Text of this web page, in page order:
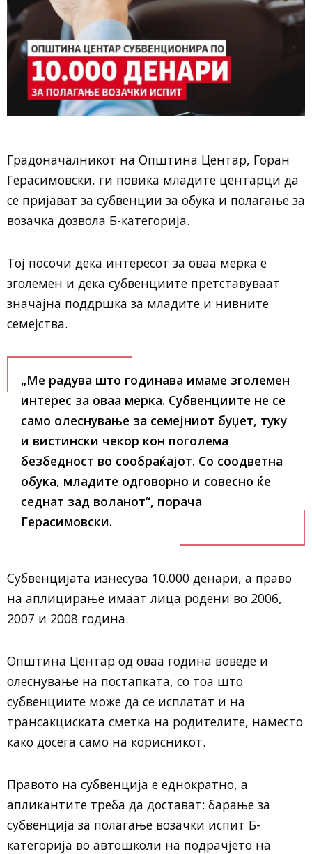
Градоначалникот на Општина Центар, Горан
Герасимовски, ги повика младите центарци да
се пријават за субвенции за обука и полагање за
возачка дозвола Б-категорија.
Тој посочи дека интересот за оваа мерка е
зголемен и дека субвенциите претставуваат
значајна поддршка за младите и нивните
семејства.
„Ме радува што годинава имаме зголемен
интерес за оваа мерка. Субвенциите не се
само олеснување за семејниот буџет, туку
и вистински чекор кон поголема
безбедност во сообраќајот. Со соодветна
обука, младите одговорно и совесно ќе
седнат зад воланот“, порача
Герасимовски.
Субвенцијата изнесува 10.000 денари, а право
на аплицирање имаат лица родени во 2006,
2007 и 2008 година.
Општина Центар од оваа година воведе и
олеснување на постапката, со тоа што
субвенциите може да се исплатат и на
трансакциската сметка на родителите, наместо
како досега само на корисникот.
Правото на субвенција е еднократно, а
апликантите треба да достават: барање за
субвенција за полагање возачки испит Б-
категорија во автошколи на подрачјето на